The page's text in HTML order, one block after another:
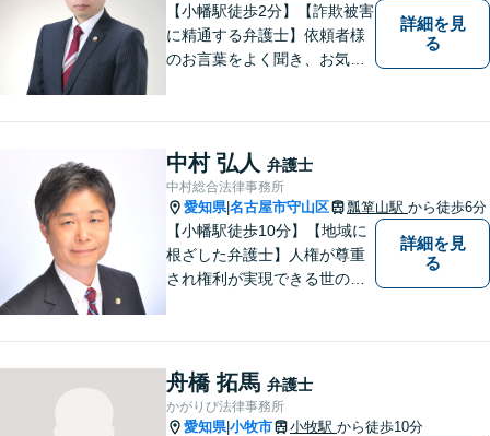
【小幡駅徒歩2分】【詐欺被害
に精通する弁護士】依頼者様
のお言葉をよく聞き、お気持
お気軽にご相談ください。
【土日・祝日も予約で対応
可】
詳細を見
る
中村 弘人 弁護士
中村総合法律事務所
愛知県|名古屋市守山区 瓢箪山駅 から徒歩6分
【小幡駅徒歩10分】【地域に
根ざした弁護士】人権が尊重
され権利が実現できる世の中
故など、幅広く対応可能。
【夜間／休日対応可能】お悩
みの方はどうぞお気軽にご相
詳細を見
る
舟橋 拓馬 弁護士
かがりび法律事務所
愛知県|小牧市 小牧駅 から徒歩10分